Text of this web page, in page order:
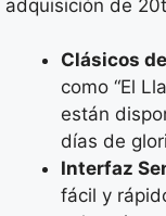
adquisición de
Clásicos
como “El
están
días de
Interfaz
fácil y